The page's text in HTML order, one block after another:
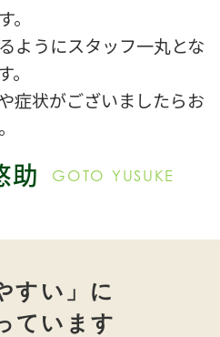
ようにスタッフ一丸とな
症状がございましたらお
助 GOTO YUSUKE
すい」に
ています